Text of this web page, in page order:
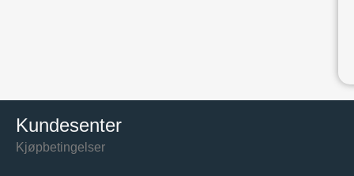
Kundesenter
Kjøpbetingelser